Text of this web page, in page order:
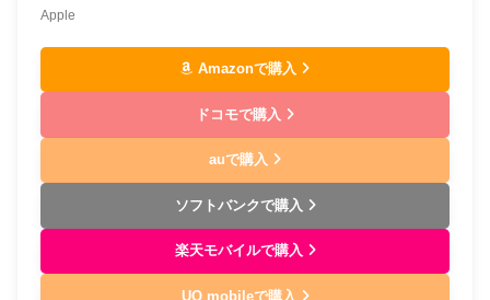
Apple
Amazonで購入
ドコモで購入
auで購入
ソフトバンクで購入
楽天モバイルで購入
UQ mobileで購入